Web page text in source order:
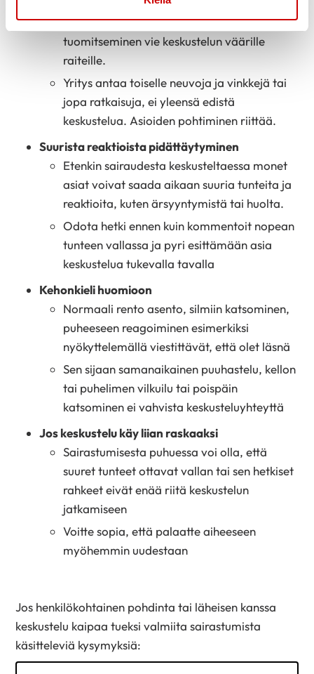
Toisen ajatusten arvostelu tai
tuomitseminen vie keskustelun väärille
raiteille.
Yritys antaa toiselle neuvoja ja vinkkejä tai
jopa ratkaisuja, ei yleensä edistä
keskustelua. Asioiden pohtiminen riittää.
Suurista reaktioista pidättäytyminen
Etenkin sairaudesta keskusteltaessa monet
asiat voivat saada aikaan suuria tunteita ja
reaktioita, kuten ärsyyntymistä tai huolta.
Odota hetki ennen kuin kommentoit nopean
tunteen vallassa ja pyri esittämään asia
keskustelua tukevalla tavalla
Kehonkieli huomioon
Normaali rento asento, silmiin katsominen,
puheeseen reagoiminen esimerkiksi
nyökyttelemällä viestittävät, että olet läsnä
Sen sijaan samanaikainen puuhastelu, kellon
tai puhelimen vilkuilu tai poispäin
katsominen ei vahvista keskusteluyhteyttä
Jos keskustelu käy liian raskaaksi
Sairastumisesta puhuessa voi olla, että
suuret tunteet ottavat vallan tai sen hetkiset
rahkeet eivät enää riitä keskustelun
jatkamiseen
Voitte sopia, että palaatte aiheeseen
myöhemmin uudestaan
Jos henkilökohtainen pohdinta tai läheisen kanssa
keskustelu kaipaa tueksi valmiita sairastumista
käsitteleviä kysymyksiä: